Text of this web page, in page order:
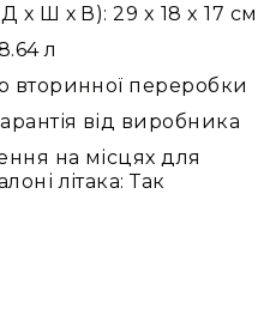
х Ш х В): 29 x 18 x 17 см
л
вторинної переробки
від виробника
на місцях для
літака: Так